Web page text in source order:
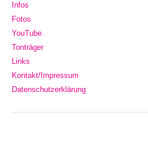
Infos
Fotos
YouTube
Tonträger
Links
Kontakt/Impressum
Datenschutzerklärung